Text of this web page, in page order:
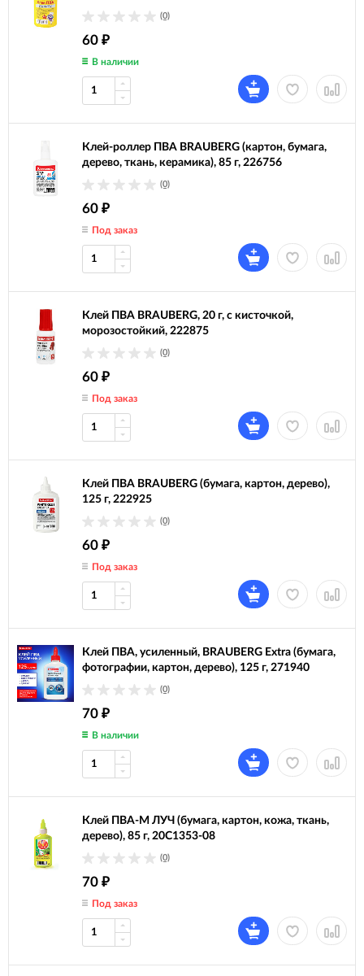
(0)
60 ₽
В наличии
Клей-роллер ПВА BRAUBERG (картон, бумага,
дерево, ткань, керамика), 85 г, 226756
(0)
60 ₽
Под заказ
Клей ПВА BRAUBERG, 20 г, с кисточкой,
морозостойкий, 222875
(0)
60 ₽
Под заказ
Клей ПВА BRAUBERG (бумага, картон, дерево),
125 г, 222925
(0)
60 ₽
Под заказ
Клей ПВА, усиленный, BRAUBERG Extra (бумага,
фотографии, картон, дерево), 125 г, 271940
(0)
70 ₽
В наличии
Клей ПВА-М ЛУЧ (бумага, картон, кожа, ткань,
дерево), 85 г, 20С1353-08
(0)
70 ₽
Под заказ